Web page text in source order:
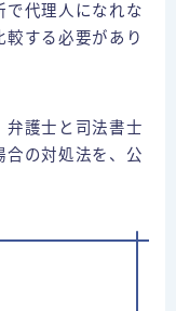
で代理人になれな
する必要があり
弁護士と司法書士
合の対処法を、公